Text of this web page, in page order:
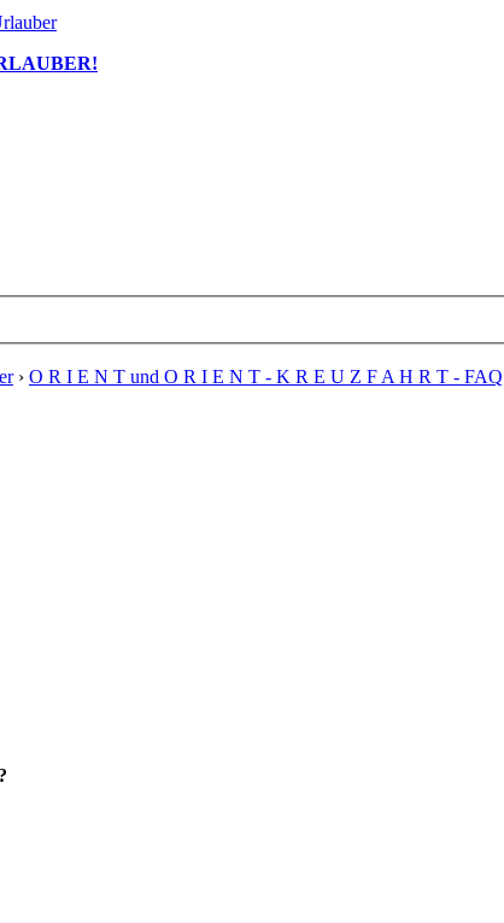
› O R I E N T und O R I E N T - K R E U Z F A H R T - FAQ